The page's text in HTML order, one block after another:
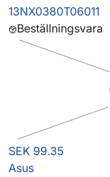
13NX0380T06011
Beställningsvara
SEK 99.35
Asus